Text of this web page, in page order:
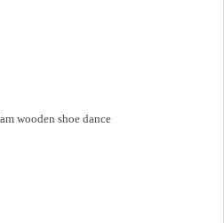
wooden shoe dance